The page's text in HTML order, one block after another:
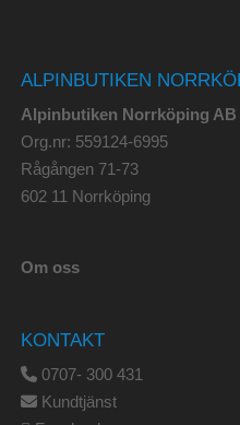
ALPINBUTIKEN
Alpinbutiken Norrköping AB
Org.nr: 559124-6995
Rågången 71-73
602 11 Norrköping
Om oss
KONTAKT
0707- 300 431
Kundtjänst